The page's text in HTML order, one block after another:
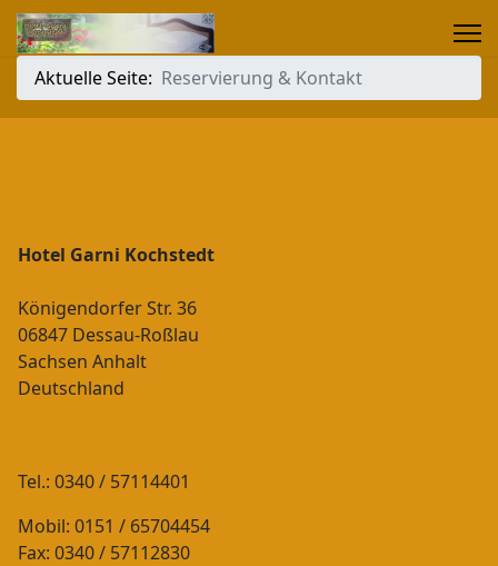
Aktuelle Seite: Reservierung & Kontakt
Hotel Garni Kochstedt
Königendorfer Str. 36
06847 Dessau-Roßlau
Sachsen Anhalt
Deutschland
Tel.: 0340 / 57114401
Mobil: 0151 / 65704454
Fax: 0340 / 57112830